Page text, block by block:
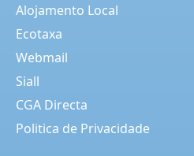
Alojamento Local
Ecotaxa
Webmail
Siall
CGA Directa
Politica de Privacidade